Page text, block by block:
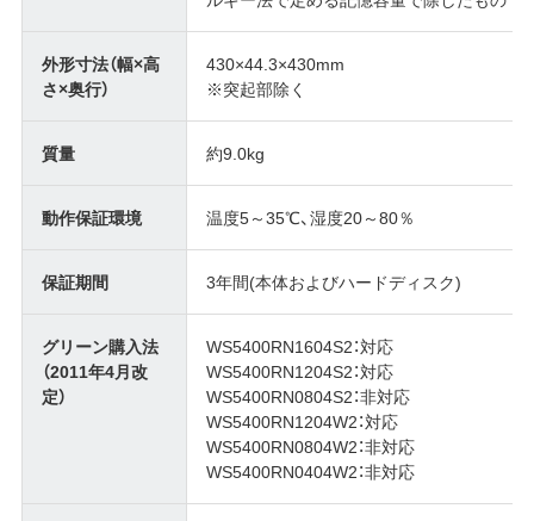
外形寸法（幅×高
さ×奥行）
430×44.3×430mm
※突起部除く
質量 約9.0kg
動作保証環境 温度5～35℃、湿度20～80％
保証期間 3年間(本体およびハードディスク)
グリーン購入法
（2011年4月改
定）
WS5400RN1604S2：対応
WS5400RN1204S2：対応
WS5400RN0804S2：非対応
WS5400RN1204W2：対応
WS5400RN0804W2：非対応
WS5400RN0404W2：非対応